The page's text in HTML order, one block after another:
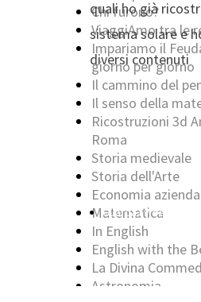
quali ho già
sistema solare e
diversi contenuti
Chi furono?
ViaggiAmo tra le
Impariamo il
giorno per giorno
Il cammino del
Il senso della
Ricostruzioni 3d
Roma
Storia medievale
Storia dell'Arte
Economia
Matematica
In English
English with the
La Divina
Astronomia
Guarda i video della